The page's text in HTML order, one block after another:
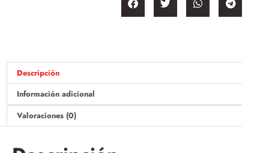
Descripción
Información adicional
Valoraciones (0)